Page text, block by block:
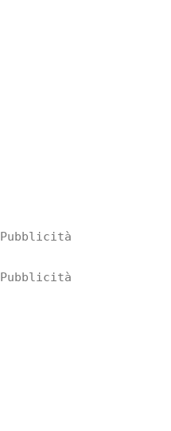
Pubblicità
Pubblicità